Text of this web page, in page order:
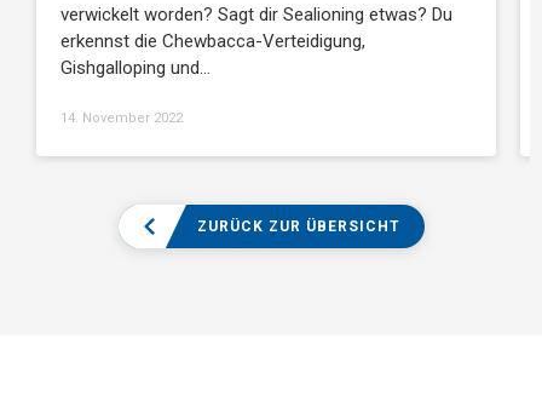
verwickelt worden? Sagt dir Sealioning etwas? Du
erkennst die Chewbacca-Verteidigung,
Gishgalloping und…
14. November 2022
ZURÜCK ZUR ÜBERSICHT